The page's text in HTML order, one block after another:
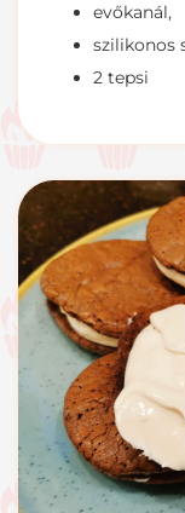
evőkanál,
szilikonos
2 tepsi